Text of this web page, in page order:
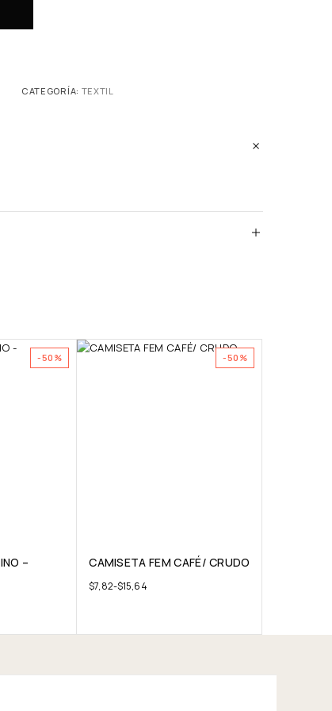
CATEGORÍA: TEXTIL
-50%
–
-50%
CAMISETA FEM CAFÉ/ CRUDO
$7,82-$15,64